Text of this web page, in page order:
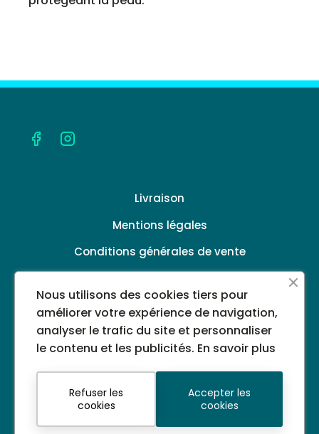
Livraison
Mentions légales
Conditions générales de vente
A propos
©2024 PHARMACIE DU CASINO - Tous droits
réservés - Images non libres de droits
Télephone : 04 93 69 15 99
Email :pharmacieducasino2@gmail.com
Nous utilisons des cookies tiers pour
améliorer votre expérience de navigation,
analyser le trafic du site et personnaliser
le contenu et les publicités. En savoir plus
Accepter les
cookies
Refuser les
cookies